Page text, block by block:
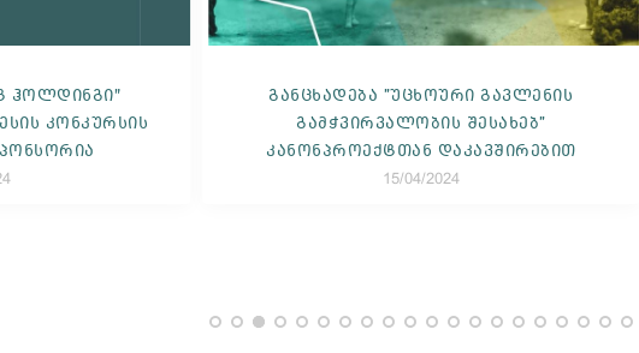
გავლენის
შესახებ"
სლოვაკეთის რესპუბლიკის საელჩო
საქართველოს პასუხისმგებელი ბიზნესის
კონკურსის Meliora 2024-ის მხარდამჭერია.
11/04/2024